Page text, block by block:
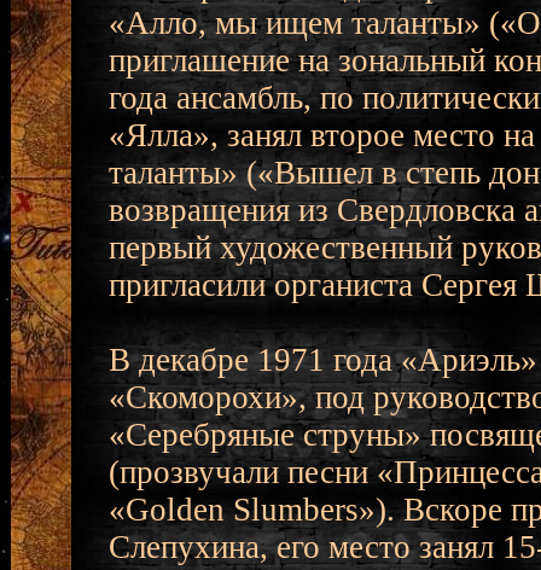
«Алло, мы ищем таланты»
приглашение на зональный
года ансамбль, по
«Ялла», занял второе место
таланты» («Вышел в степь
возвращения из Свердловска
первый художественный
пригласили органиста
В декабре 1971 года
«Скоморохи», под
«Серебряные струны»
(прозвучали песни
«Golden Slumbers»). Вскоре
Слепухина, его место занял